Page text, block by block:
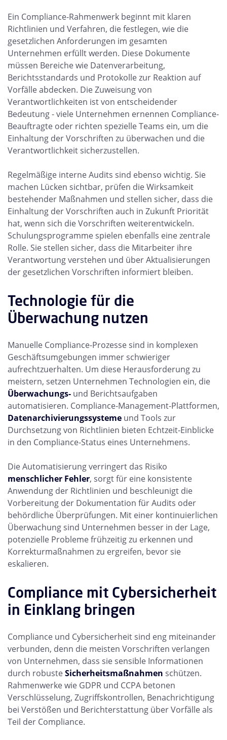
Ein Compliance-Rahmenwerk beginnt mit klaren
Richtlinien und Verfahren, die festlegen, wie die
gesetzlichen Anforderungen im gesamten
Unternehmen erfüllt werden. Diese Dokumente
müssen Bereiche wie Datenverarbeitung,
Berichtsstandards und Protokolle zur Reaktion auf
Vorfälle abdecken. Die Zuweisung von
Verantwortlichkeiten ist von entscheidender
Bedeutung - viele Unternehmen ernennen Compliance-
Beauftragte oder richten spezielle Teams ein, um die
Einhaltung der Vorschriften zu überwachen und die
Verantwortlichkeit sicherzustellen.
Regelmäßige interne Audits sind ebenso wichtig. Sie
machen Lücken sichtbar, prüfen die Wirksamkeit
bestehender Maßnahmen und stellen sicher, dass die
Einhaltung der Vorschriften auch in Zukunft Priorität
hat, wenn sich die Vorschriften weiterentwickeln.
Schulungsprogramme spielen ebenfalls eine zentrale
Rolle. Sie stellen sicher, dass die Mitarbeiter ihre
Verantwortung verstehen und über Aktualisierungen
der gesetzlichen Vorschriften informiert bleiben.
Technologie für die
Überwachung nutzen
Manuelle Compliance-Prozesse sind in komplexen
Geschäftsumgebungen immer schwieriger
aufrechtzuerhalten. Um diese Herausforderung zu
meistern, setzen Unternehmen Technologien ein, die
Überwachungs- und Berichtsaufgaben
automatisieren. Compliance-Management-Plattformen,
Datenarchivierungssysteme und Tools zur
Durchsetzung von Richtlinien bieten Echtzeit-Einblicke
in den Compliance-Status eines Unternehmens.
Die Automatisierung verringert das Risiko
menschlicher Fehler, sorgt für eine konsistente
Anwendung der Richtlinien und beschleunigt die
Vorbereitung der Dokumentation für Audits oder
behördliche Überprüfungen. Mit einer kontinuierlichen
Überwachung sind Unternehmen besser in der Lage,
potenzielle Probleme frühzeitig zu erkennen und
Korrekturmaßnahmen zu ergreifen, bevor sie
eskalieren.
Compliance mit Cybersicherheit
in Einklang bringen
Compliance und Cybersicherheit sind eng miteinander
verbunden, denn die meisten Vorschriften verlangen
von Unternehmen, dass sie sensible Informationen
durch robusteSicherheitsmaßnahmen schützen.
Rahmenwerke wie GDPR und CCPA betonen
Verschlüsselung, Zugriffskontrollen, Benachrichtigung
bei Verstößen und Berichterstattung über Vorfälle als
Teil der Compliance.